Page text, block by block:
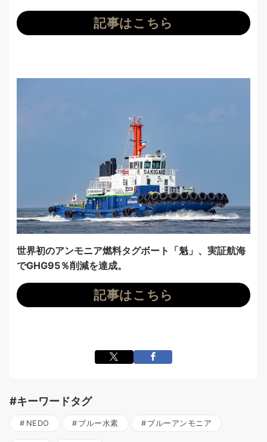
記事はこちら
世界初のアンモニア燃料タグボート「魁」、実証航海
でGHG95％削減を達成。
記事はこちら
#キーワードタグ
NEDO ブルー水素 ブルーアンモニア